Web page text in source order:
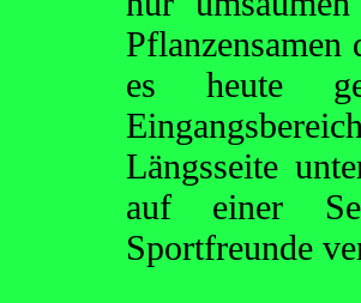
Pflanzensamen
es heute
Längsseite
auf einer
Sportfreunde